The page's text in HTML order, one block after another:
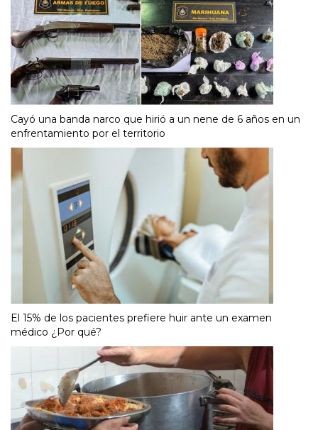
Cayó una banda narco que hirió a un nene de 6 años en un
enfrentamiento por el territorio
El 15% de los pacientes prefiere huir ante un examen
médico ¿Por qué?